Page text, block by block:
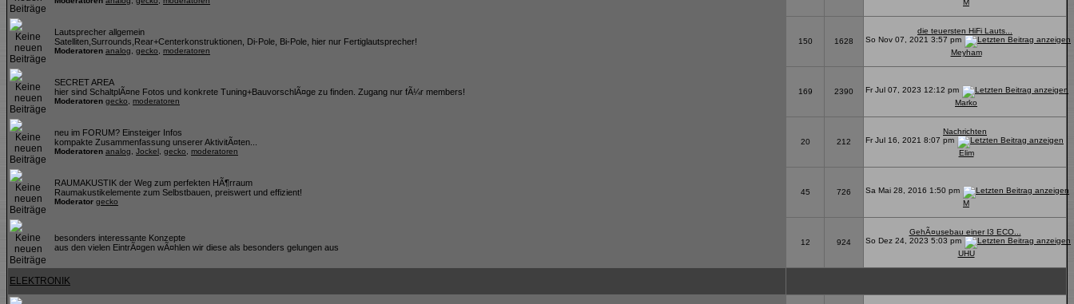
M
Lautsprecher allgemein
Satelliten,Surrounds,Rear+Centerkonstruktionen, Di-Pole, Bi-Pole, hier nur Fertiglautsprecher!
Moderatoren analog gecko moderatoren
150 1628
die teuersten HiFi Lauts...
So Nov 07, 2021 3:57 pm
Meyham
SECRET AREA
hier sind SchaltplÃ¤ne Fotos und konkrete Tuning+BauvorschlÃ¤ge zu finden. Zugang nur fÃ¼r members!
Moderatoren gecko moderatoren
169 2390
Fr Jul 07, 2023 12:12 pm
Marko
neu im FORUM? Einsteiger Infos
kompakte Zusammenfassung unserer AktivitÃ¤ten...
Moderatoren analog Jockel gecko moderatoren
20 212
Nachrichten
Fr Jul 16, 2021 8:07 pm
Elim
RAUMAKUSTIK der Weg zum perfekten HÃ¶rraum
Raumakustikelemente zum Selbstbauen, preiswert und effizient!
Moderator gecko
45 726
Sa Mai 28, 2016 1:50 pm
M
besonders interessante Konzepte
aus den vielen EintrÃ¤gen wÃ¤hlen wir diese als besonders gelungen aus
12 924
GehÃ¤usebau einer I3 ECO...
So Dez 24, 2023 5:03 pm
UHU
ELEKTRONIK